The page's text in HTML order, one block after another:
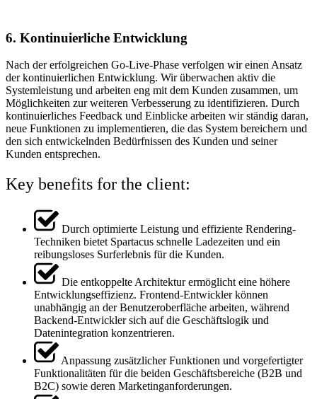
6. Kontinuierliche Entwicklung
Nach der erfolgreichen Go-Live-Phase verfolgen wir einen Ansatz
der kontinuierlichen Entwicklung. Wir überwachen aktiv die
Systemleistung und arbeiten eng mit dem Kunden zusammen, um
Möglichkeiten zur weiteren Verbesserung zu identifizieren. Durch
kontinuierliches Feedback und Einblicke arbeiten wir ständig daran,
neue Funktionen zu implementieren, die das System bereichern und
den sich entwickelnden Bedürfnissen des Kunden und seiner
Kunden entsprechen.
Key benefits for the client:
Durch optimierte Leistung und effiziente Rendering-
Techniken bietet Spartacus schnelle Ladezeiten und ein
reibungsloses Surferlebnis für die Kunden.
Die entkoppelte Architektur ermöglicht eine höhere
Entwicklungseffizienz. Frontend-Entwickler können
unabhängig an der Benutzeroberfläche arbeiten, während
Backend-Entwickler sich auf die Geschäftslogik und
Datenintegration konzentrieren.
Anpassung zusätzlicher Funktionen und vorgefertigter
Funktionalitäten für die beiden Geschäftsbereiche (B2B und
B2C) sowie deren Marketinganforderungen.